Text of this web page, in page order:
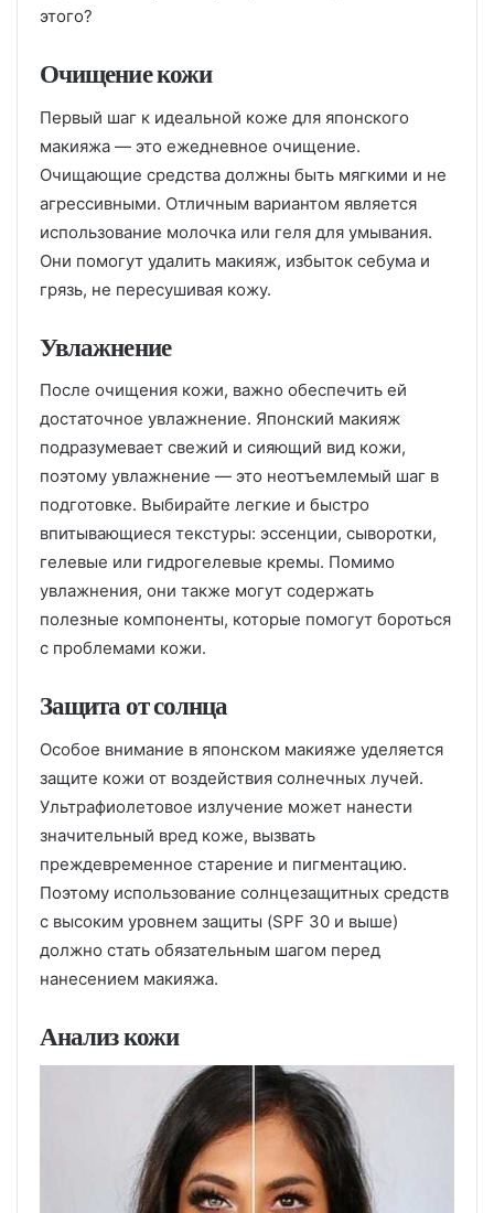
этого?
Очищение кожи
Первый шаг к идеальной коже для японского
макияжа — это ежедневное очищение.
Очищающие средства должны быть мягкими и не
агрессивными. Отличным вариантом является
использование молочка или геля для умывания.
Они помогут удалить макияж, избыток себума и
грязь, не пересушивая кожу.
Увлажнение
После очищения кожи, важно обеспечить ей
достаточное увлажнение. Японский макияж
подразумевает свежий и сияющий вид кожи,
поэтому увлажнение — это неотъемлемый шаг в
подготовке. Выбирайте легкие и быстро
впитывающиеся текстуры: эссенции, сыворотки,
гелевые или гидрогелевые кремы. Помимо
увлажнения, они также могут содержать
полезные компоненты, которые помогут бороться
с проблемами кожи.
Защита от солнца
Особое внимание в японском макияже уделяется
защите кожи от воздействия солнечных лучей.
Ультрафиолетовое излучение может нанести
значительный вред коже, вызвать
преждевременное старение и пигментацию.
Поэтому использование солнцезащитных средств
с высоким уровнем защиты (SPF 30 и выше)
должно стать обязательным шагом перед
нанесением макияжа.
Анализ кожи